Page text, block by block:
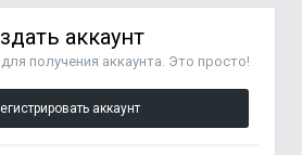
аккаунт
получения аккаунта. Это просто!
аккаунт